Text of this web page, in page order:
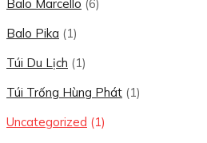
Balo Marcello (6)
Balo Pika (1)
Túi Du Lịch (1)
Túi Trống Hùng Phát (1)
Uncategorized (1)